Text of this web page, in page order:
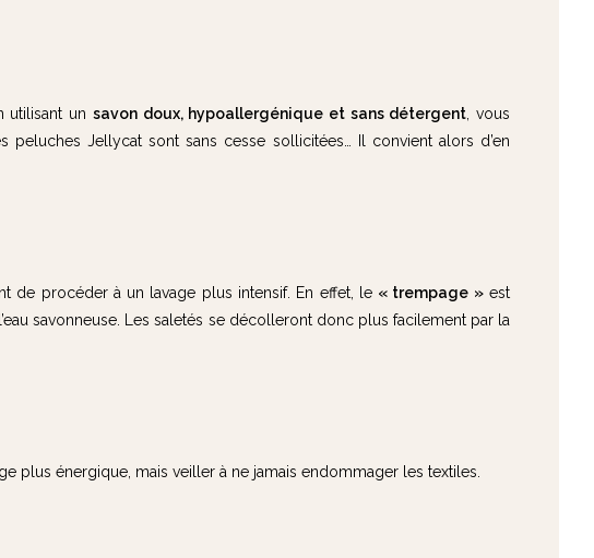
utilisant un savon doux, hypoallergénique et sans détergent, vous
Jellycat sont sans cesse sollicitées… Il convient alors d’en
de procéder à un lavage plus intensif. En effet, le « trempage »est
savonneuse. Les saletés se décolleront donc plus facilement par la
plus énergique, mais veiller à ne jamais endommager les textiles.